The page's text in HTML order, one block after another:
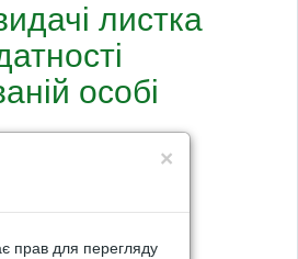
листка
особі
×
прав для перегляду